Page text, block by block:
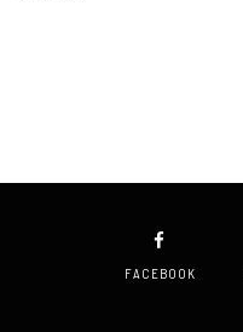
FACEBOOK